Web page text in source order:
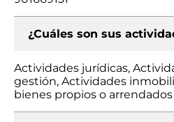
¿Cuáles son sus
Actividades jurídicas,
gestión, Actividades
bienes propios o arrendados